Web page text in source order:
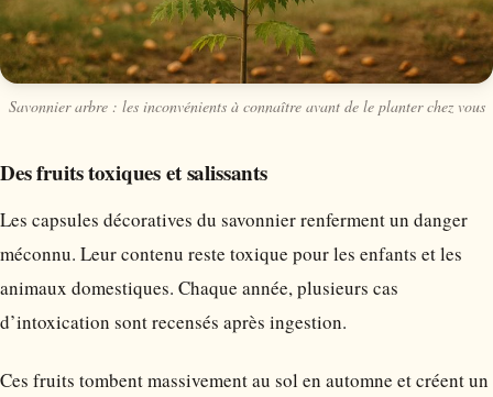
Savonnier arbre : les inconvénients à connaître avant de le planter chez vous
Des fruits toxiques et salissants
Les capsules décoratives du savonnier renferment un danger
méconnu. Leur contenu reste toxique pour les enfants et les
animaux domestiques. Chaque année, plusieurs cas
d’intoxication sont recensés après ingestion.
Ces fruits tombent massivement au sol en automne et créent un